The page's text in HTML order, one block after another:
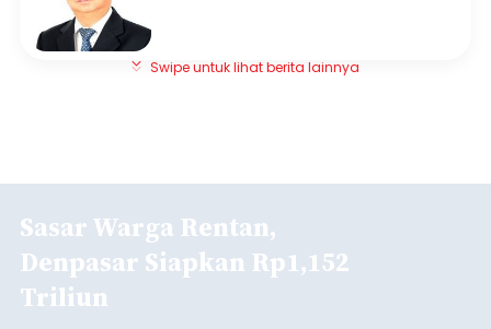
Swipe untuk lihat berita lainnya
Sasar Warga Rentan,
Denpasar Siapkan Rp1,152
Triliun